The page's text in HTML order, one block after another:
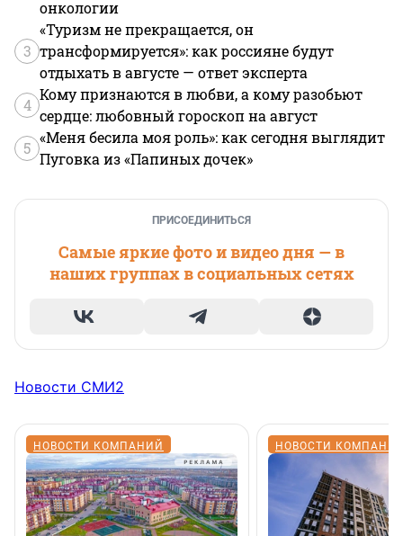
онкологии
3
«Туризм не прекращается, он
трансформируется»: как россияне будут
отдыхать в августе — ответ эксперта
4
Кому признаются в любви, а кому разобьют
сердце: любовный гороскоп на август
5
«Меня бесила моя роль»: как сегодня выглядит
Пуговка из «Папиных дочек»
ПРИСОЕДИНИТЬСЯ
Самые яркие фото и видео дня — в
наших группах в социальных сетях
Новости СМИ2
НОВОСТИ КОМПАНИЙ НОВОСТИ